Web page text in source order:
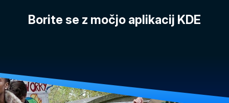
Borite se z močjo aplikacij KDE